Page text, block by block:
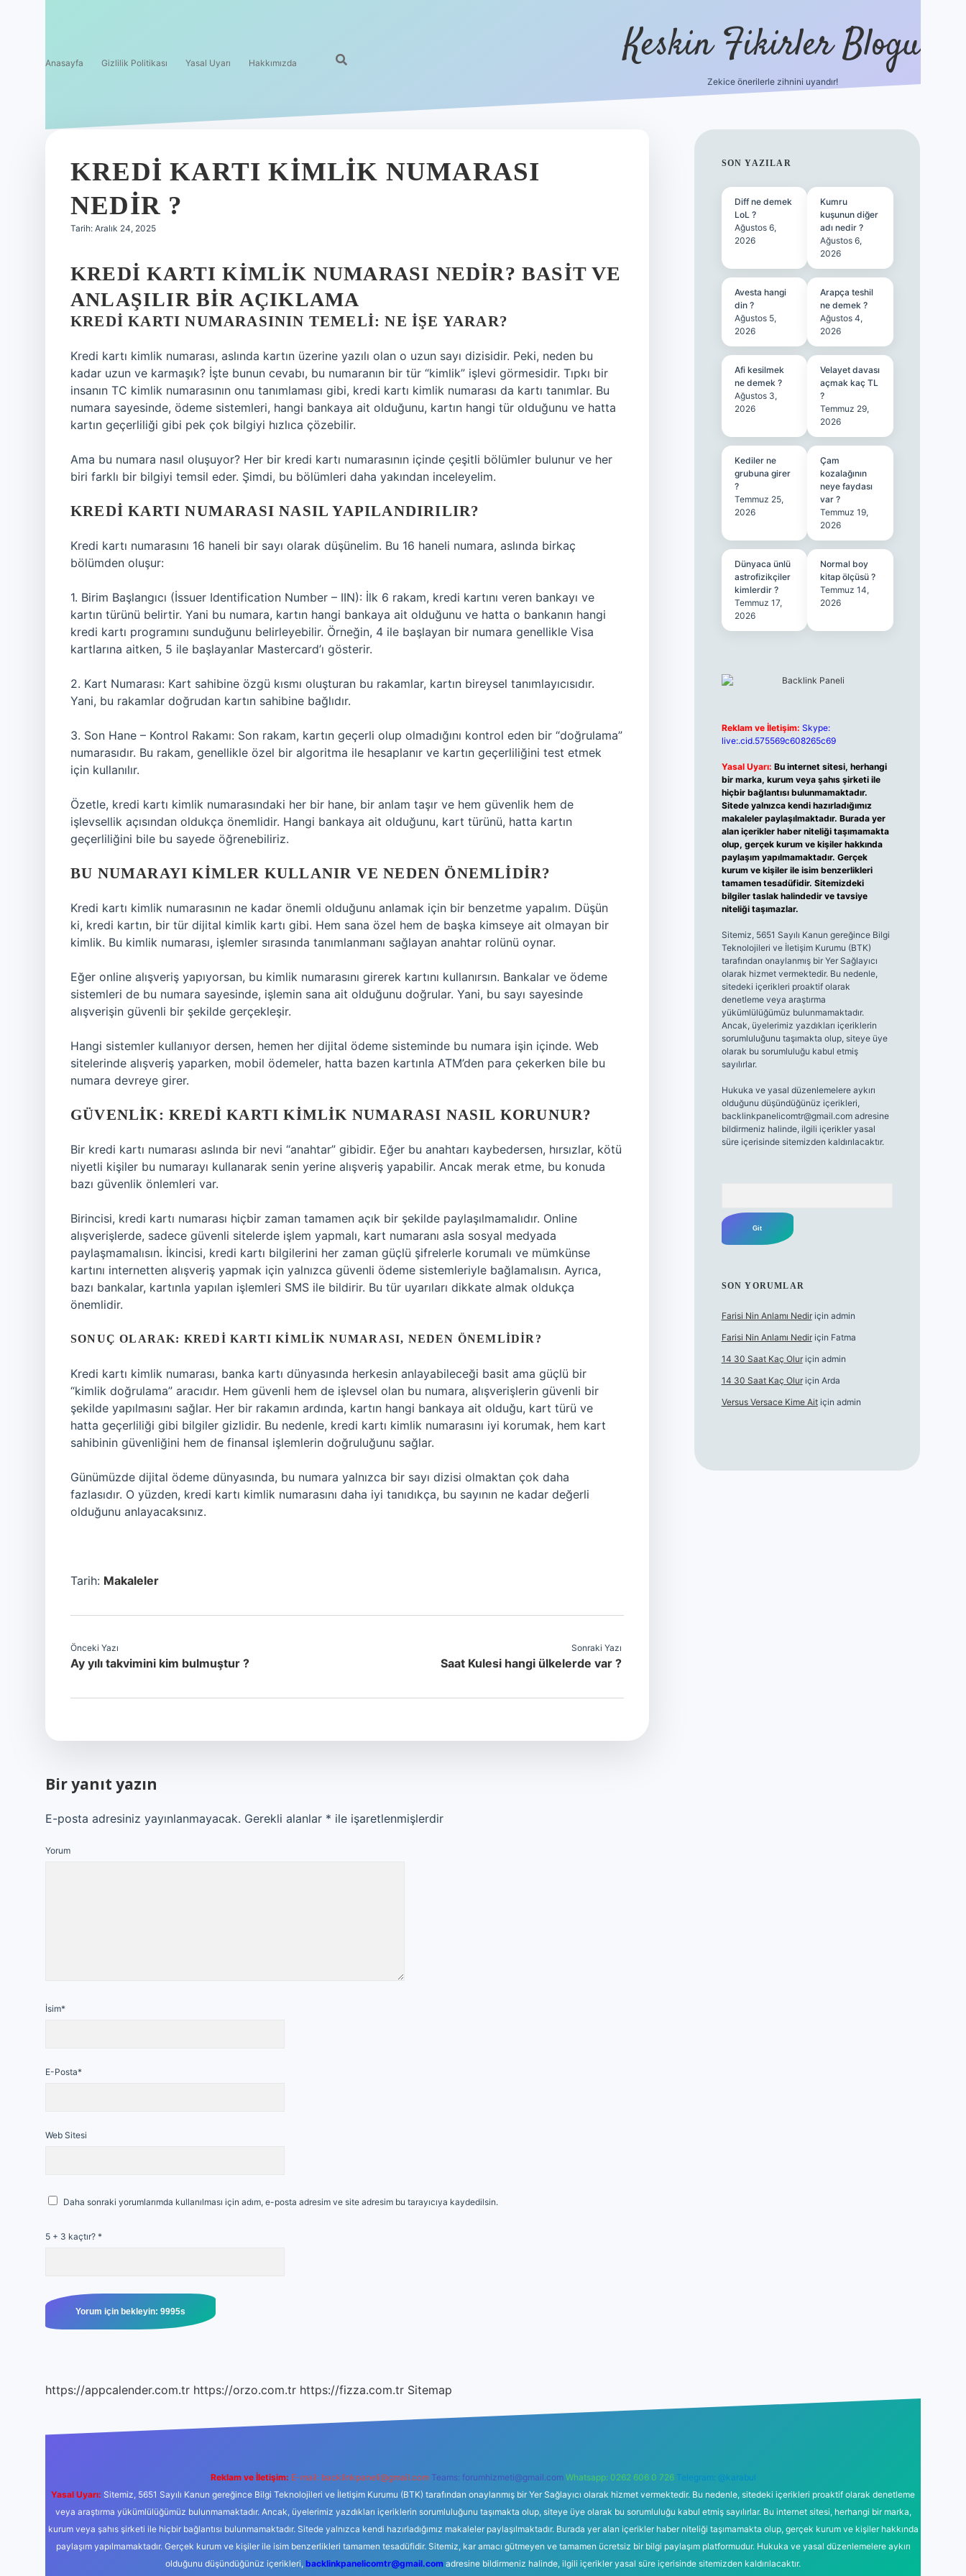
Anasayfa Gizlilik Politikası Yasal Uyarı Hakkımızda Keskin Fikirler Blogu
Zekice önerilerle zihnini uyandır!
KREDI KARTI KIMLIK NUMARASI
NEDIR ?
Tarih: Aralık 24, 2025
KREDI KARTI KIMLIK NUMARASI NEDIR? BASIT VE
ANLAŞILIR BIR AÇIKLAMA
KREDI KARTI NUMARASININ TEMELI: NE İŞE YARAR?
Kredi kartı kimlik numarası, aslında kartın üzerine yazılı olan o uzun sayı dizisidir. Peki, neden bu
kadar uzun ve karmaşık? İşte bunun cevabı, bu numaranın bir tür “kimlik” işlevi görmesidir. Tıpkı bir
insanın TC kimlik numarasının onu tanımlaması gibi, kredi kartı kimlik numarası da kartı tanımlar. Bu
numara sayesinde, ödeme sistemleri, hangi bankaya ait olduğunu, kartın hangi tür olduğunu ve hatta
kartın geçerliliği gibi pek çok bilgiyi hızlıca çözebilir.
Ama bu numara nasıl oluşuyor? Her bir kredi kartı numarasının içinde çeşitli bölümler bulunur ve her
biri farklı bir bilgiyi temsil eder. Şimdi, bu bölümleri daha yakından inceleyelim.
KREDI KARTI NUMARASI NASIL YAPILANDIRILIR?
Kredi kartı numarasını 16 haneli bir sayı olarak düşünelim. Bu 16 haneli numara, aslında birkaç
bölümden oluşur:
1. Birim Başlangıcı (İssuer Identification Number – IIN): İlk 6 rakam, kredi kartını veren bankayı ve
kartın türünü belirtir. Yani bu numara, kartın hangi bankaya ait olduğunu ve hatta o bankanın hangi
kredi kartı programını sunduğunu belirleyebilir. Örneğin, 4 ile başlayan bir numara genellikle Visa
kartlarına aitken, 5 ile başlayanlar Mastercard’ı gösterir.
2. Kart Numarası: Kart sahibine özgü kısmı oluşturan bu rakamlar, kartın bireysel tanımlayıcısıdır.
Yani, bu rakamlar doğrudan kartın sahibine bağlıdır.
3. Son Hane – Kontrol Rakamı: Son rakam, kartın geçerli olup olmadığını kontrol eden bir “doğrulama”
numarasıdır. Bu rakam, genellikle özel bir algoritma ile hesaplanır ve kartın geçerliliğini test etmek
için kullanılır.
Özetle, kredi kartı kimlik numarasındaki her bir hane, bir anlam taşır ve hem güvenlik hem de
işlevsellik açısından oldukça önemlidir. Hangi bankaya ait olduğunu, kart türünü, hatta kartın
geçerliliğini bile bu sayede öğrenebiliriz.
BU NUMARAYI KIMLER KULLANIR VE NEDEN ÖNEMLIDIR?
Kredi kartı kimlik numarasının ne kadar önemli olduğunu anlamak için bir benzetme yapalım. Düşün
ki, kredi kartın, bir tür dijital kimlik kartı gibi. Hem sana özel hem de başka kimseye ait olmayan bir
kimlik. Bu kimlik numarası, işlemler sırasında tanımlanmanı sağlayan anahtar rolünü oynar.
Eğer online alışveriş yapıyorsan, bu kimlik numarasını girerek kartını kullanırsın. Bankalar ve ödeme
sistemleri de bu numara sayesinde, işlemin sana ait olduğunu doğrular. Yani, bu sayı sayesinde
alışverişin güvenli bir şekilde gerçekleşir.
Hangi sistemler kullanıyor dersen, hemen her dijital ödeme sisteminde bu numara işin içinde. Web
sitelerinde alışveriş yaparken, mobil ödemeler, hatta bazen kartınla ATM’den para çekerken bile bu
numara devreye girer.
GÜVENLIK: KREDI KARTI KIMLIK NUMARASI NASIL KORUNUR?
Bir kredi kartı numarası aslında bir nevi “anahtar” gibidir. Eğer bu anahtarı kaybedersen, hırsızlar, kötü
niyetli kişiler bu numarayı kullanarak senin yerine alışveriş yapabilir. Ancak merak etme, bu konuda
bazı güvenlik önlemleri var.
Birincisi, kredi kartı numarası hiçbir zaman tamamen açık bir şekilde paylaşılmamalıdır. Online
alışverişlerde, sadece güvenli sitelerde işlem yapmalı, kart numaranı asla sosyal medyada
paylaşmamalısın. İkincisi, kredi kartı bilgilerini her zaman güçlü şifrelerle korumalı ve mümkünse
kartını internetten alışveriş yapmak için yalnızca güvenli ödeme sistemleriyle bağlamalısın. Ayrıca,
bazı bankalar, kartınla yapılan işlemleri SMS ile bildirir. Bu tür uyarıları dikkate almak oldukça
önemlidir.
SONUÇ OLARAK: KREDI KARTI KIMLIK NUMARASI, NEDEN ÖNEMLIDIR?
Kredi kartı kimlik numarası, banka kartı dünyasında herkesin anlayabileceği basit ama güçlü bir
“kimlik doğrulama” aracıdır. Hem güvenli hem de işlevsel olan bu numara, alışverişlerin güvenli bir
şekilde yapılmasını sağlar. Her bir rakamın ardında, kartın hangi bankaya ait olduğu, kart türü ve
hatta geçerliliği gibi bilgiler gizlidir. Bu nedenle, kredi kartı kimlik numarasını iyi korumak, hem kart
sahibinin güvenliğini hem de finansal işlemlerin doğruluğunu sağlar.
Günümüzde dijital ödeme dünyasında, bu numara yalnızca bir sayı dizisi olmaktan çok daha
fazlasıdır. O yüzden, kredi kartı kimlik numarasını daha iyi tanıdıkça, bu sayının ne kadar değerli
olduğunu anlayacaksınız.
Tarih: Makaleler
Önceki Yazı
Ay yılı takvimini kim bulmuştur ?
Sonraki Yazı
Saat Kulesi hangi ülkelerde var ?
Bir yanıt yazın
E-posta adresiniz yayınlanmayacak. Gerekli alanlar * ile işaretlenmişlerdir
Yorum
İsim*
E-Posta*
Web Sitesi
Daha sonraki yorumlarımda kullanılması için adım, e-posta adresim ve site adresim bu tarayıcıya kaydedilsin.
5 + 3 kaçtır? *
https://appcalender.com.tr https://orzo.com.tr https://fizza.com.tr Sitemap
SIDEBAR
SON YAZILAR
Diff ne demek
LoL ?
Ağustos 6,
2026
Kumru
kuşunun diğer
adı nedir ?
Ağustos 6,
2026
Avesta hangi
din ?
Ağustos 5,
2026
Arapça teshil
ne demek ?
Ağustos 4,
2026
Afi kesilmek
ne demek ?
Ağustos 3,
2026
Velayet davası
açmak kaç TL
?
Temmuz 29,
2026
Kediler ne
grubuna girer
?
Temmuz 25,
2026
Çam
kozalağının
neye faydası
var ?
Temmuz 19,
2026
Dünyaca ünlü
astrofizikçiler
kimlerdir ?
Temmuz 17,
2026
Normal boy
kitap ölçüsü ?
Temmuz 14,
2026
Reklam ve İletişim: Skype:
live:.cid.575569c608265c69
Yasal Uyarı: Bu internet sitesi, herhangi
bir marka, kurum veya şahıs şirketi ile
hiçbir bağlantısı bulunmamaktadır.
Sitede yalnızca kendi hazırladığımız
makaleler paylaşılmaktadır. Burada yer
alan içerikler haber niteliği taşımamakta
olup, gerçek kurum ve kişiler hakkında
paylaşım yapılmamaktadır. Gerçek
kurum ve kişiler ile isim benzerlikleri
tamamen tesadüfidir. Sitemizdeki
bilgiler taslak halindedir ve tavsiye
niteliği taşımazlar.
Sitemiz, 5651 Sayılı Kanun gereğince Bilgi
Teknolojileri ve İletişim Kurumu (BTK)
tarafından onaylanmış bir Yer Sağlayıcı
olarak hizmet vermektedir. Bu nedenle,
sitedeki içerikleri proaktif olarak
denetleme veya araştırma
yükümlülüğümüz bulunmamaktadır.
Ancak, üyelerimiz yazdıkları içeriklerin
sorumluluğunu taşımakta olup, siteye üye
olarak bu sorumluluğu kabul etmiş
sayılırlar.
Hukuka ve yasal düzenlemelere aykırı
olduğunu düşündüğünüz içerikleri,
backlinkpanelicomtr@gmail.comadresine
bildirmeniz halinde, ilgili içerikler yasal
süre içerisinde sitemizden kaldırılacaktır.
SON YORUMLAR
Farisi Nin Anlamı Nediriçin admin
Farisi Nin Anlamı Nediriçin Fatma
14 30 Saat Kaç Oluriçin admin
14 30 Saat Kaç Oluriçin Arda
Versus Versace Kime Aitiçin admin
Reklam ve İletişim: E-mail: backlinkpaneli@gmail.com Teams: forumhizmeti@gmail.com Whatsapp: 0262 606 0 726 Telegram: @karabul
Yasal Uyarı: Sitemiz, 5651 Sayılı Kanun gereğince Bilgi Teknolojileri ve İletişim Kurumu (BTK) tarafından onaylanmış bir Yer Sağlayıcı olarak hizmet vermektedir. Bu nedenle, sitedeki içerikleri proaktif olarak denetleme
veya araştırma yükümlülüğümüz bulunmamaktadır. Ancak, üyelerimiz yazdıkları içeriklerin sorumluluğunu taşımakta olup, siteye üye olarak bu sorumluluğu kabul etmiş sayılırlar. Bu internet sitesi, herhangi bir marka,
kurum veya şahıs şirketi ile hiçbir bağlantısı bulunmamaktadır. Sitede yalnızca kendi hazırladığımız makaleler paylaşılmaktadır. Burada yer alan içerikler haber niteliği taşımamakta olup, gerçek kurum ve kişiler hakkında
paylaşım yapılmamaktadır. Gerçek kurum ve kişiler ile isim benzerlikleri tamamen tesadüfidir. Sitemiz, kar amacı gütmeyen ve tamamen ücretsiz bir bilgi paylaşım platformudur. Hukuka ve yasal düzenlemelere aykırı
olduğunu düşündüğünüz içerikleri, backlinkpanelicomtr@gmail.com adresine bildirmeniz halinde, ilgili içerikler yasal süre içerisinde sitemizden kaldırılacaktır.